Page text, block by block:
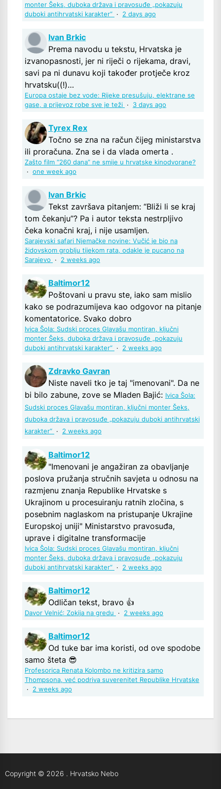
monter Šeks, duboka država i pravosuđe „pokazuju
duboki antihrvatski karakter“ · 2 days ago
Ivan Brkic
Prema navodu u tekstu, Hrvatska je
izvanopasnosti, jer ni riječi o rijekama, dravi,
savi pa ni dunavu koji također protječe kroz
hrvatsku((!)…
Europa ostaje bez vode: Rijeke presušuju, elektrane se
gase, a prijevoz robe sve je teži · 3 days ago
Tyrex Rex
Točno se zna na račun čijeg ministarstva
ili proračuna. Zna se i da vlada omerta .
Zašto film “260 dana” ne smije u hrvatske kinodvorane?
· one week ago
Ivan Brkic
Tekst završava pitanjem: “Bliži li se kraj
tom čekanju”? Pa i autor teksta nestrpljivo
čeka konačni kraj, i nije usamljen.
Sarajevski safari Njemačke novine: Vučić je bio na
židovskom groblju tijekom rata, odakle je pucano na
Sarajevo
· 2 weeks ago
Baltimor12
Poštovani u pravu ste, iako sam mislio
kako se podrazumijeva kao odgovor na pitanje
komentatorice. Svako dobro
Ivica Šola: Sudski proces Glavašu montiran, ključni
monter Šeks, duboka država i pravosuđe „pokazuju
duboki antihrvatski karakter“ · 2 weeks ago
Zdravko Gavran
Niste naveli tko je taj "imenovani". Da ne
bi bilo zabune, zove se Mladen Bajić: Ivica Šola:
Sudski proces Glavašu montiran, ključni monter Šeks,
duboka država i pravosuđe „pokazuju duboki antihrvatski
karakter“ · 2 weeks ago
Baltimor12
"Imenovani je angažiran za obavljanje
poslova pružanja stručnih savjeta u odnosu na
razmjenu znanja Republike Hrvatske s
Ukrajinom u procesuiranju ratnih zločina, s
posebnim naglaskom na pristupanje Ukrajine
Europskoj uniji" Ministarstvo pravosuđa,
uprave i digitalne transformacije
Ivica Šola: Sudski proces Glavašu montiran, ključni
monter Šeks, duboka država i pravosuđe „pokazuju
duboki antihrvatski karakter“ · 2 weeks ago
Baltimor12
Odličan tekst, bravo 👍
Davor Velnić: Zokija na gredu · 2 weeks ago
Baltimor12
Od tuke bar ima koristi, od ove spodobe
samo šteta 😎
Profesorica Renata Kolombo ne kritizira samo
Thompsona, već podriva suverenitet Republike Hrvatske
· 2 weeks ago
Copyright © 2026 . Hrvatsko Nebo